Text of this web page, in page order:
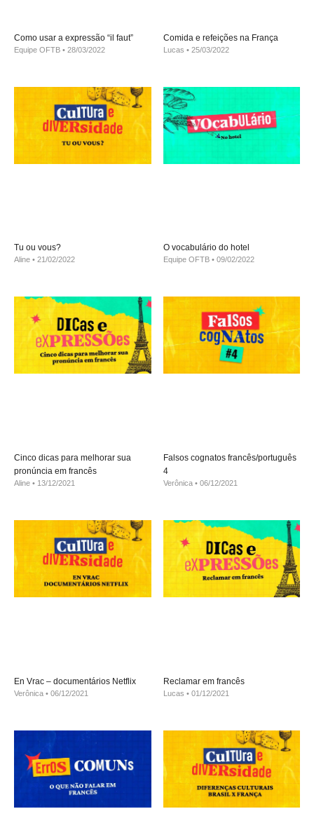
Como usar a expressão “il faut”
Equipe OFTB 28/03/2022
Comida e refeições na França
Lucas 25/03/2022
Tu ou vous?
Aline 21/02/2022
O vocabulário do hotel
Equipe OFTB 09/02/2022
Cinco dicas para melhorar sua
pronúncia em francês
Aline 13/12/2021
Falsos cognatos francês/português
4
Verônica 06/12/2021
En Vrac – documentários Netflix
Verônica 06/12/2021
Reclamar em francês
Lucas 01/12/2021